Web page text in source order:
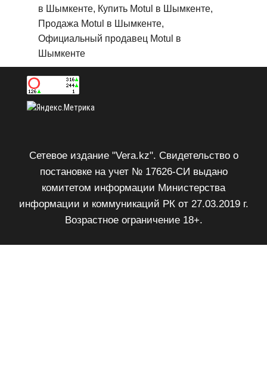
в Шымкенте, Купить Motul в Шымкенте,
Продажа Motul в Шымкенте,
Официальный продавец Motul в
Шымкенте
Сетевое издание "Vera.kz". Свидетельство о
постановке на учет № 17626-СИ выдано
комитетом информации Министерства
информации и коммуникаций РК от 27.03.2019 г.
Возрастное ограничение 18+.